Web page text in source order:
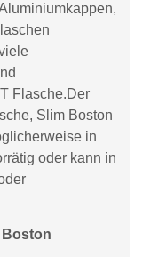
Flasche.Der
Slim Boston
in
oder kann in
Boston